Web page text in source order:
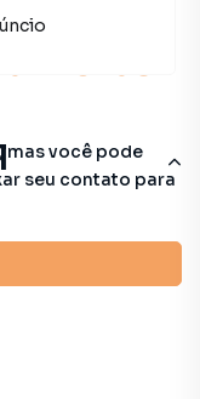
novas
mas você pode
seu contato para